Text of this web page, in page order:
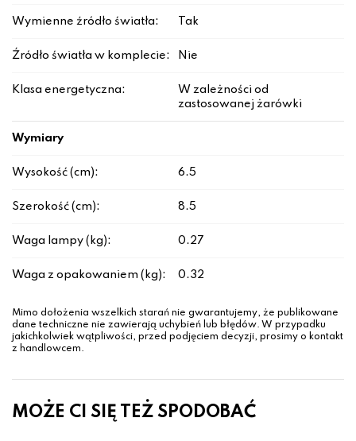
Wymienne źródło światła: Tak
Źródło światła w komplecie: Nie
Klasa energetyczna:
W zależności od
zastosowanej żarówki
Wymiary
Wysokość (cm): 6.5
Szerokość (cm): 8.5
Waga lampy (kg): 0.27
Waga z opakowaniem (kg): 0.32
Mimo dołożenia wszelkich starań nie gwarantujemy, że publikowane
dane techniczne nie zawierają uchybień lub błędów. W przypadku
jakichkolwiek wątpliwości, przed podjęciem decyzji, prosimy o kontakt
z handlowcem.
MOŻE CI SIĘ TEŻ SPODOBAĆ